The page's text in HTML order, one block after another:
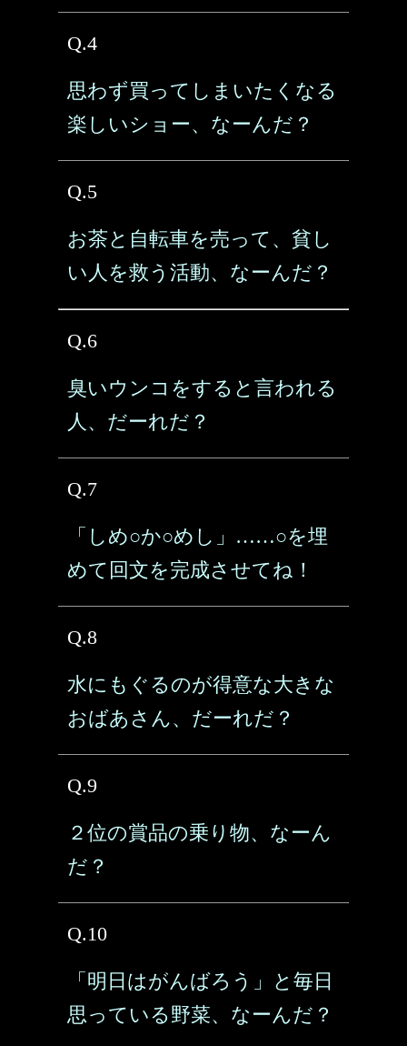
Q.4
思わず買ってしまいたくなる
楽しいショー、なーんだ？
Q.5
お茶と自転車を売って、貧し
い人を救う活動、なーんだ？
Q.6
臭いウンコをすると言われる
人、だーれだ？
Q.7
「しめ○か○めし」……○を埋
めて回文を完成させてね！
Q.8
水にもぐるのが得意な大きな
おばあさん、だーれだ？
Q.9
２位の賞品の乗り物、なーん
だ？
Q.10
「明日はがんばろう」と毎日
思っている野菜、なーんだ？